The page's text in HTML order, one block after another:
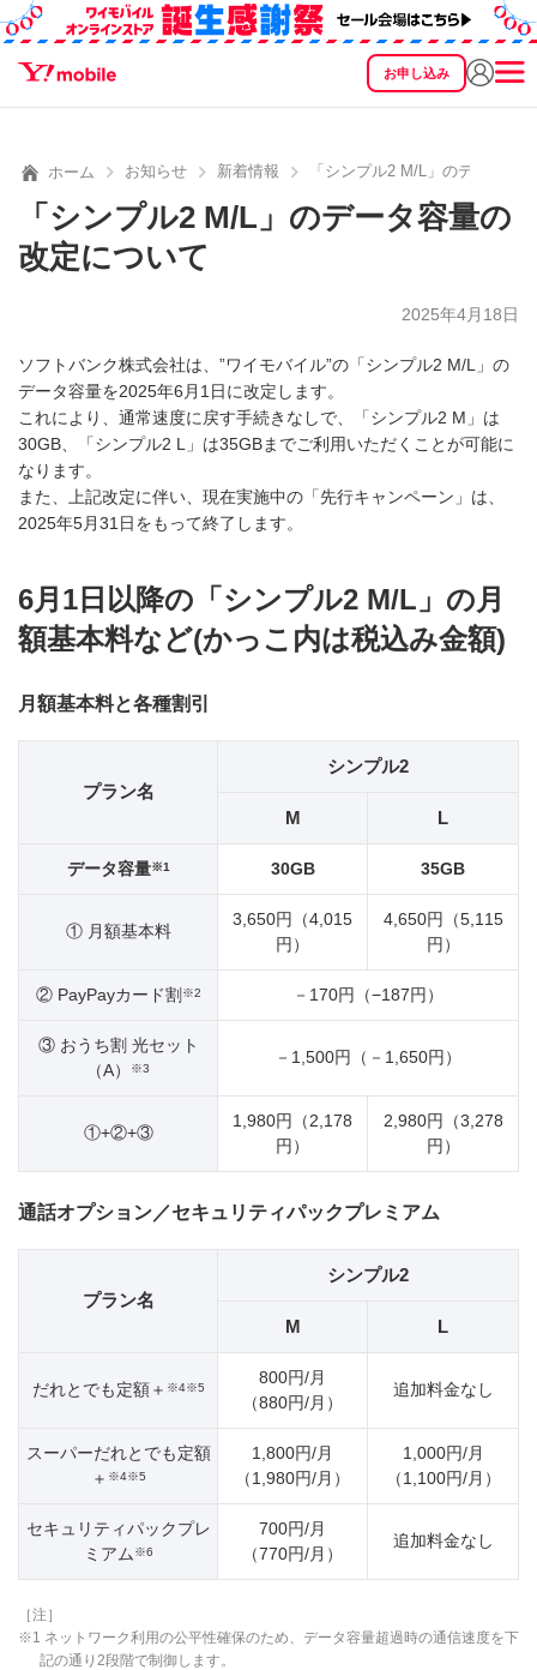
お申し込み
SEARCH
ホーム お知らせ 新着情報 「シンプル2 M/L」のデータ容
「シンプル2 M/L」のデータ容量の
改定について
2025年4月18日
ソフトバンク株式会社は、”ワイモバイル”の「シンプル2 M/L」の
データ容量を2025年6月1日に改定します。
これにより、通常速度に戻す手続きなしで、「シンプル2 M」は
30GB、「シンプル2 L」は35GBまでご利用いただくことが可能に
なります。
また、上記改定に伴い、現在実施中の「先行キャンペーン」は、
2025年5月31日をもって終了します。
6月1日以降の「シンプル2 M/L」の月
額基本料など(かっこ内は税込み金額)
月額基本料と各種割引
プラン名
シンプル2
M L
データ容量※1 30GB 35GB
① 月額基本料
3,650円（4,015
円）
4,650円（5,115
円）
② PayPayカード割 ※2 －170円（−187円）
③ おうち割 光セット
（A）
※3
－1,500円（－1,650円）
①+②+③
1,980円（2,178
円）
2,980円（3,278
円）
通話オプション／セキュリティパックプレミアム
プラン名
シンプル2
M L
だれとでも定額＋ ※4※5
800円/月
（880円/月）
追加料金なし
スーパーだれとでも定額
＋ ※4※5
1,800円/月
（1,980円/月）
1,000円/月
（1,100円/月）
セキュリティパックプレ
ミアム ※6
700円/月
（770円/月）
追加料金なし
［注］
※1 ネットワーク利用の公平性確保のため、データ容量超過時の通信速度を下
記の通り2段階で制御します。